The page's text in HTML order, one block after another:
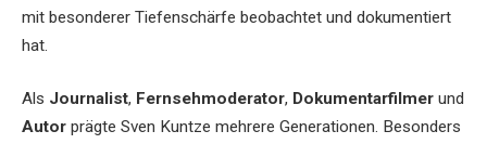
mit besonderer Tiefenschärfe beobachtet und dokumentiert
hat.
Als Journalist, Fernsehmoderator, Dokumentarfilmer und
Autor prägte Sven Kuntze mehrere Generationen. Besonders